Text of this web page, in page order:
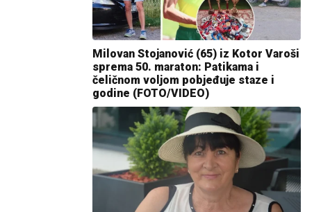
Milovan Stojanović (65) iz Kotor Varoši
sprema 50. maraton: Patikama i
čeličnom voljom pobjeđuje staze i
godine (FOTO/VIDEO)